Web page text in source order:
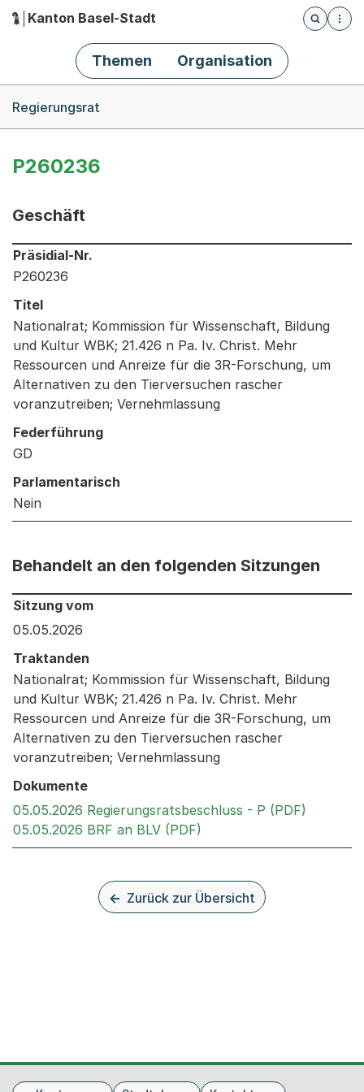
Hauptnavigation
Kanton Basel-Stadt
Öffnet
Themen Organisation
Regierungsrat
P260236
Geschäft
Informationen zum Ausgewählten Geschäft
Präsidial-Nr.
P260236
Titel
Nationalrat; Kommission für Wissenschaft, Bildung
und Kultur WBK; 21.426 n Pa. Iv. Christ. Mehr
Ressourcen und Anreize für die 3R-Forschung, um
Alternativen zu den Tierversuchen rascher
voranzutreiben; Vernehmlassung
Federführung
GD
Parlamentarisch
Nein
Behandelt an den folgenden Sitzungen
Behandelt an den folgenden Sitzungen: Informationen
Sitzung vom
05.05.2026
Traktanden
Nationalrat; Kommission für Wissenschaft, Bildung
und Kultur WBK; 21.426 n Pa. Iv. Christ. Mehr
Ressourcen und Anreize für die 3R-Forschung, um
Alternativen zu den Tierversuchen rascher
voranzutreiben; Vernehmlassung
Dokumente
05.05.2026 Regierungsratsbeschluss - P (PDF)
05.05.2026 BRF an BLV (PDF)
Zurück zur Übersicht